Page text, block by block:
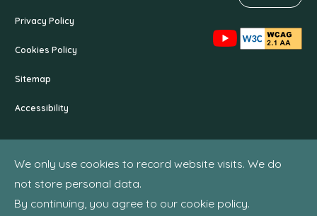
We only use cookies to record website visits. We do
not store personal data.
By continuing, you agree to our cookie policy.
Privacy Policy
Cookies Policy
Sitemap
Accessibility